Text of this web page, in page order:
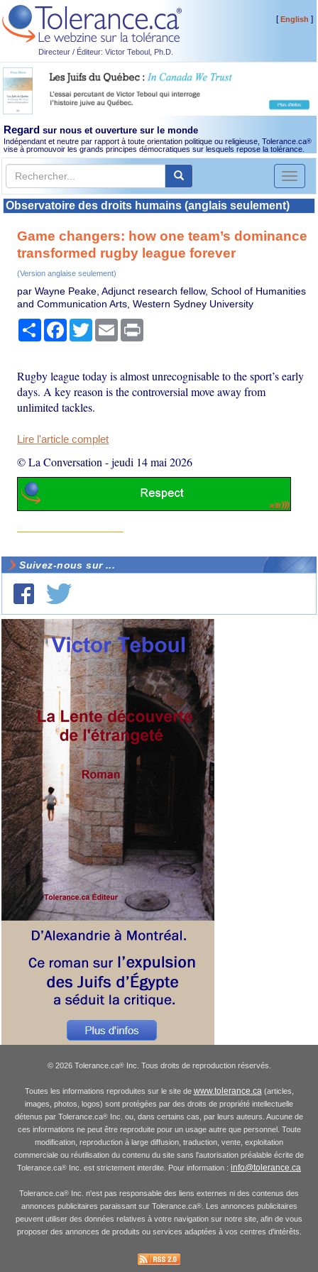
Directeur / Éditeur: Victor Teboul, Ph.D.
[English ]
Regard sur nous et ouverture sur le monde
Indépendant et neutre par rapport à toute orientation politique ou religieuse, Tolerance.ca®
vise à promouvoir les grands principes démocratiques sur lesquels repose la tolérance.
Toggle
Observatoire des droits humains (anglais seulement)
Game changers: how one team’s dominance
transformed rugby league forever
(Version anglaise seulement)
par Wayne Peake, Adjunct research fellow, School of Humanities
and Communication Arts, Western Sydney University
PartagerFacebook
TwitterEmail
Rugby league today is almost unrecognisable to the sport’s early
days. A key reason is the controversial move away from
unlimited tackles.
Lire l'article complet
© La Conversation -jeudi 14 mai 2026
Suivez-nous sur ...
© 2026 Tolerance.ca®Inc. Tous droits de reproduction réservés.
Toutes les informations reproduites sur le site de www.tolerance.ca (articles,
images, photos, logos) sont protégées par des droits de propriété intellectuelle
détenus par Tolerance.ca® Inc. ou, dans certains cas, par leurs auteurs. Aucune de
ces informations ne peut être reproduite pour un usage autre que personnel. Toute
modification, reproduction à large diffusion, traduction, vente, exploitation
commerciale ou réutilisation du contenu du site sans l'autorisation préalable écrite de
Tolerance.ca® Inc. est strictement interdite. Pour information : info@tolerance.ca
Tolerance.ca® Inc. n'est pas responsable des liens externes ni des contenus des
annonces publicitaires paraissant sur Tolerance.ca®. Les annonces publicitaires
peuvent utiliser des données relatives à votre navigation sur notre site, afin de vous
proposer des annonces de produits ou services adaptées à vos centres d'intérêts.